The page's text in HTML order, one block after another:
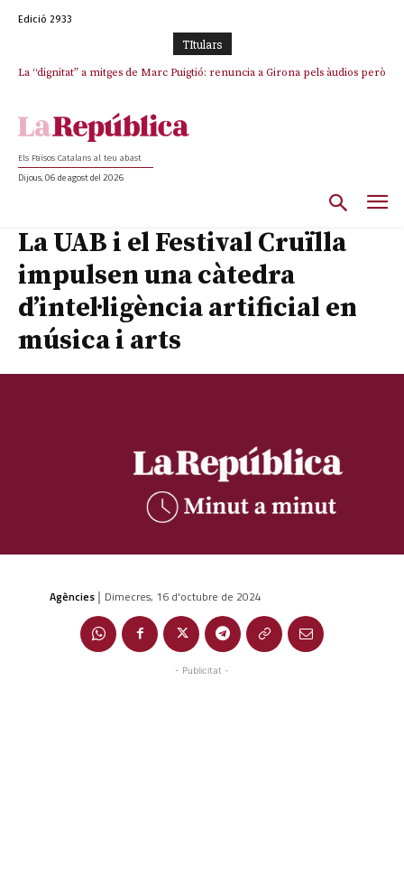
Edició 2933
TItulars
La “dignitat” a mitges de Marc Puigtió: renuncia a Girona pels àudios però
Els Països Catalans al teu abast
Dijous, 06 de agost del 2026
La UAB i el Festival Cruïlla
impulsen una càtedra
d’intel·ligència artificial en
música i arts
Agències | Dimecres, 16 d'octubre de 2024
- Publicitat -